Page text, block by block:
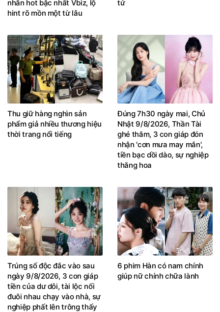
nhân hot bậc nhất Vbiz, lộ
hint rõ mồn một từ lâu
tử
Thu giữ hàng nghìn sản
phẩm giả nhiều thương hiệu
thời trang nổi tiếng
Đúng 7h30 ngày mai, Chủ
Nhật 9/8/2026, Thần Tài
ghé thăm, 3 con giáp đón
nhận 'cơn mưa may mắn',
tiền bạc dồi dào, sự nghiệp
thăng hoa
Trúng số độc đắc vào sau
ngày 9/8/2026, 3 con giáp
tiền của dư dôi, tài lộc nối
đuôi nhau chạy vào nhà, sự
nghiệp phất lên trông thấy
6 phim Hàn có nam chính
giúp nữ chính chữa lành